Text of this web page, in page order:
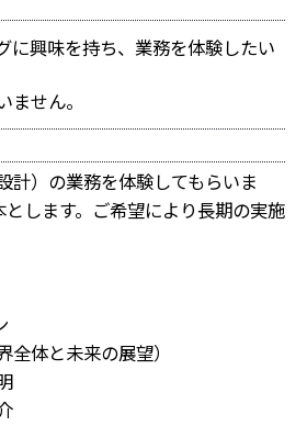
に興味を持ち、業務を体験したい
ません。
計）の業務を体験してもらいま
とします。ご希望により長期の実施
体と未来の展望）